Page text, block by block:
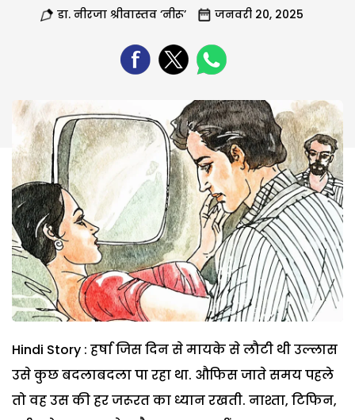
डा. नीरजा श्रीवास्तव ‘नीरू’ जनवरी 20, 2025
Hindi Story : हर्षा जिस दिन से मायके से लौटी थी उल्लास
उसे कुछ बदलाबदला पा रहा था. औफिस जाते समय पहले
तो वह उस की हर जरूरत का ध्यान रखती. नाश्ता, टिफिन,